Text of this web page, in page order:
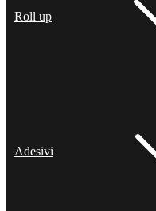
Roll up
Adesivi